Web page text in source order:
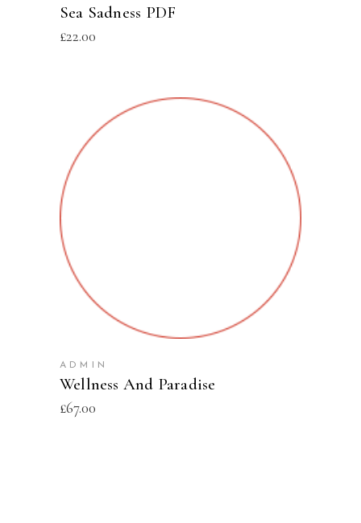
Sea Sadness PDF
£22.00
ADMIN
Wellness And Paradise
£67.00